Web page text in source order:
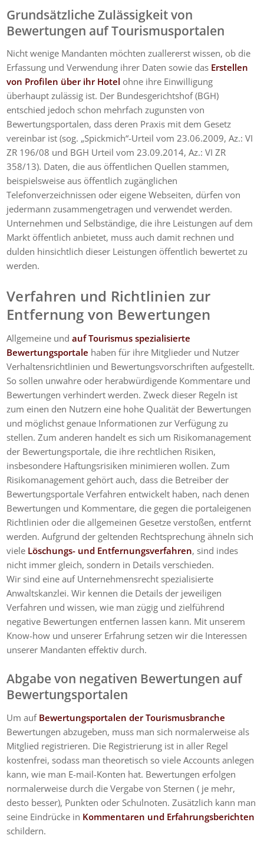
Grundsätzliche Zulässigkeit von
Bewertungen auf Tourismusportalen
Nicht wenige Mandanten möchten zuallererst wissen, ob die
Erfassung und Verwendung ihrer Daten sowie das Erstellen
von Profilen über ihr Hotel ohne ihre Einwilligung
überhaupt zulässig ist. Der Bundesgerichtshof (BGH)
entschied jedoch schon mehrfach zugunsten von
Bewertungsportalen, dass deren Praxis mit dem Gesetz
vereinbar ist (sog. „Spickmich“-Urteil vom 23.06.2009, Az.: VI
ZR 196/08 und BGH Urteil vom 23.09.2014, Az.: VI ZR
358/13). Daten, die aus öffentlichen Quellen stammen,
beispielsweise aus öffentlich zugänglichen
Telefonverzeichnissen oder eigene Webseiten, dürfen von
jedermann zusammengetragen und verwendet werden.
Unternehmen und Selbständige, die ihre Leistungen auf dem
Markt öffentlich anbietet, muss auch damit rechnen und
dulden hinsichtlich dieser Leistungen öffentlich bewertet zu
werden.
Verfahren und Richtlinien zur
Entfernung von Bewertungen
Allgemeine und auf Tourismus spezialisierte
Bewertungsportale haben für ihre Mitglieder und Nutzer
Verhaltensrichtlinien und Bewertungsvorschriften aufgestellt.
So sollen unwahre oder herabwürdigende Kommentare und
Bewertungen verhindert werden. Zweck dieser Regeln ist
zum einen den Nutzern eine hohe Qualität der Bewertungen
und möglichst genaue Informationen zur Verfügung zu
stellen. Zum anderen handelt es sich um Risikomanagement
der Bewertungsportale, die ihre rechtlichen Risiken,
insbesondere Haftungsrisiken minimieren wollen. Zum
Risikomanagement gehört auch, dass die Betreiber der
Bewertungsportale Verfahren entwickelt haben, nach denen
Bewertungen und Kommentare, die gegen die portaleigenen
Richtlinien oder die allgemeinen Gesetze verstoßen, entfernt
werden. Aufgrund der geltenden Rechtsprechung ähneln sich
viele Löschungs- und Entfernungsverfahren, sind indes
nicht immer gleich, sondern in Details verschieden.
Wir sind eine auf Unternehmensrecht spezialisierte
Anwaltskanzlei. Wir kennen die Details der jeweiligen
Verfahren und wissen, wie man zügig und zielführend
negative Bewertungen entfernen lassen kann. Mit unserem
Know-how und unserer Erfahrung setzen wir die Interessen
unserer Mandanten effektiv durch.
Abgabe von negativen Bewertungen auf
Bewertungsportalen
Um auf Bewertungsportalen der Tourismusbranche
Bewertungen abzugeben, muss man sich normalerweise als
Mitglied registrieren. Die Registrierung ist in aller Regel
kostenfrei, sodass man theoretisch so viele Accounts anlegen
kann, wie man E-mail-Konten hat. Bewertungen erfolgen
normalerweise durch die Vergabe von Sternen ( je mehr,
desto besser), Punkten oder Schulnoten. Zusätzlich kann man
seine Eindrücke in Kommentaren und Erfahrungsberichten
schildern.